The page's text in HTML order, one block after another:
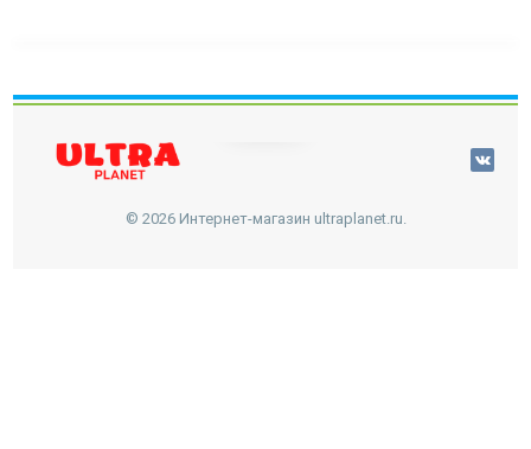
© 2026 Интернет-магазин ultraplanet.ru.
наверх